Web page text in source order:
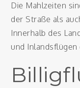
Die Mahlzeiten
der Straße als
Innerhalb des
und